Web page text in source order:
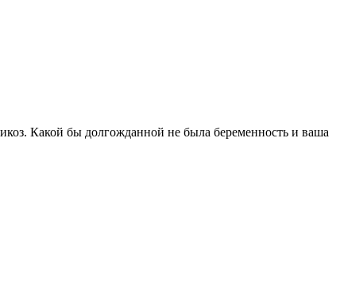
Какой бы долгожданной не была беременность и ваша